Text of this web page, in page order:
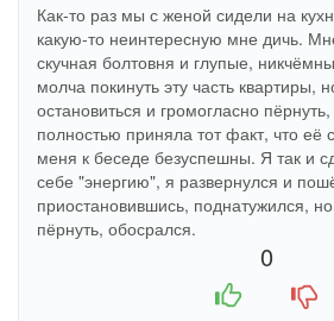
Как-то раз мы с женой сидели на
какую-то неинтересную мне дичь.
скучная болтовня и глупые,
молча покинуть эту часть квартиры,
остановиться и громогласно
полностью приняла тот факт, что её
меня к беседе безуспешны. Я так и
себе "энергию", я развернулся и
приостановившись, поднатужился,
пёрнуть, обосрался.
0